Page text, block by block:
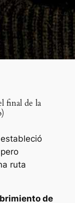
final de la
ruta
de